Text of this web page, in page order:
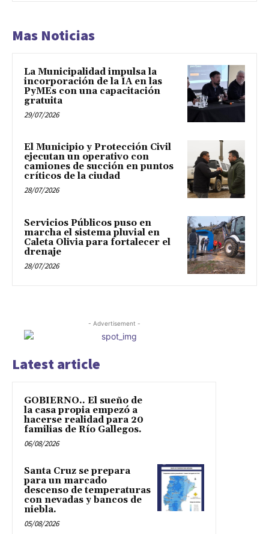
Mas Noticias
La Municipalidad impulsa la
incorporación de la IA en las
PyMEs con una capacitación
gratuita
29/07/2026
El Municipio y Protección Civil
ejecutan un operativo con
camiones de succión en puntos
críticos de la ciudad
28/07/2026
Servicios Públicos puso en
marcha el sistema pluvial en
Caleta Olivia para fortalecer el
drenaje
28/07/2026
- Advertisement -
Latest article
GOBIERNO.. El sueño de
la casa propia empezó a
hacerse realidad para 20
familias de Río Gallegos.
06/08/2026
Santa Cruz se prepara
para un marcado
descenso de temperaturas
con nevadas y bancos de
niebla.
05/08/2026